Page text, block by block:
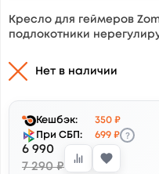
Кресло для геймеров
подлокотники
Нет в наличии
Кешбэк:
350 ₽
При СБП:
699 ₽ ?
6 990
7 290 ₽